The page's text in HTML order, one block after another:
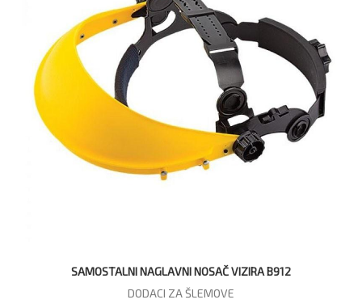
SAMOSTALNI NAGLAVNI NOSAČ VIZIRA B912
DODACI ZA ŠLEMOVE